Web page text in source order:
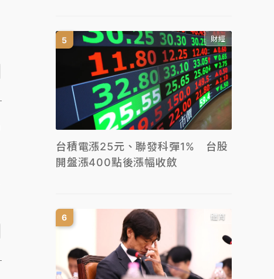
財經
台積電漲25元、聯發科彈1% 台股
開盤漲400點後漲幅收斂
體育